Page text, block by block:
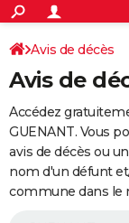
ACTUALITÉS
Politique
Société
Faits Divers
Education
Monde
Villes
+
SPORT
Coupe du monde
Football
Tennis
Cyclisme
Rugby
Forum
Programme TV
TNT
Streaming
Cinéma
Sorties cinéma
Musique
+
FINANCE
Retraite
Epargne
Immobilier
Risques naturels
Banque
Assurance
AUTO
Essais
Réserver un essai
Citadines
Berlines
SUV
Forum auto
+
Avis de décès
Avis de
Accédez
GUENANT. Vous
avis de décès ou
nom d'un défunt
commune dans le